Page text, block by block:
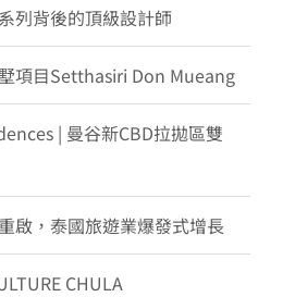
列背後的頂級設計師
項目Setthasiri Don Mueang
| 曼谷新CBD拉拋區雙
啟，泰國旅遊業爆發式增長
CHULA